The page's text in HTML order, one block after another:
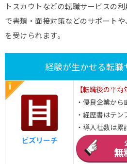
トスカウトなどの転職サービスの
で書類・面接対策などのサポート
を受けられます。
経験が生かせる転
ビズリーチ
【転職後の平均
・優良企業から
・経歴書はテ
・導入社数は
無